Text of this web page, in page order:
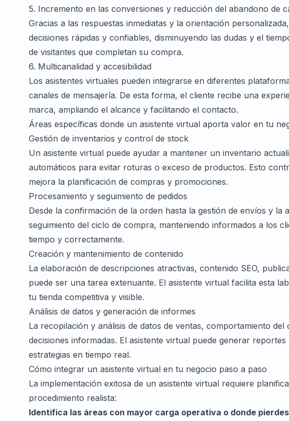
5. Incremento en las conversiones y reducción del abandono de
Gracias a las respuestas inmediatas y la orientación
decisiones rápidas y confiables, disminuyendo las dudas y el
de visitantes que completan su compra.
6. Multicanalidad y accesibilidad
Los asistentes virtuales pueden integrarse en diferentes
canales de mensajería. De esta forma, el cliente recibe una
marca, ampliando el alcance y facilitando el contacto.
Áreas específicas donde un asistente virtual aporta valor en tu
Gestión de inventarios y control de stock
Un asistente virtual puede ayudar a mantener un inventario
automáticos para evitar roturas o exceso de productos. Esto
mejora la planificación de compras y promociones.
Procesamiento y seguimiento de pedidos
Desde la confirmación de la orden hasta la gestión de envíos y
seguimiento del ciclo de compra, manteniendo informados a los
tiempo y correctamente.
Creación y mantenimiento de contenido
La elaboración de descripciones atractivas, contenido SEO,
puede ser una tarea extenuante. El asistente virtual facilita esta
tu tienda competitiva y visible.
Análisis de datos y generación de informes
La recopilación y análisis de datos de ventas, comportamiento
decisiones informadas. El asistente virtual puede generar
estrategias en tiempo real.
Cómo integrar un asistente virtual en tu negocio paso a paso
La implementación exitosa de un asistente virtual requiere
procedimiento realista:
Identifica las áreas con mayor carga operativa o donde